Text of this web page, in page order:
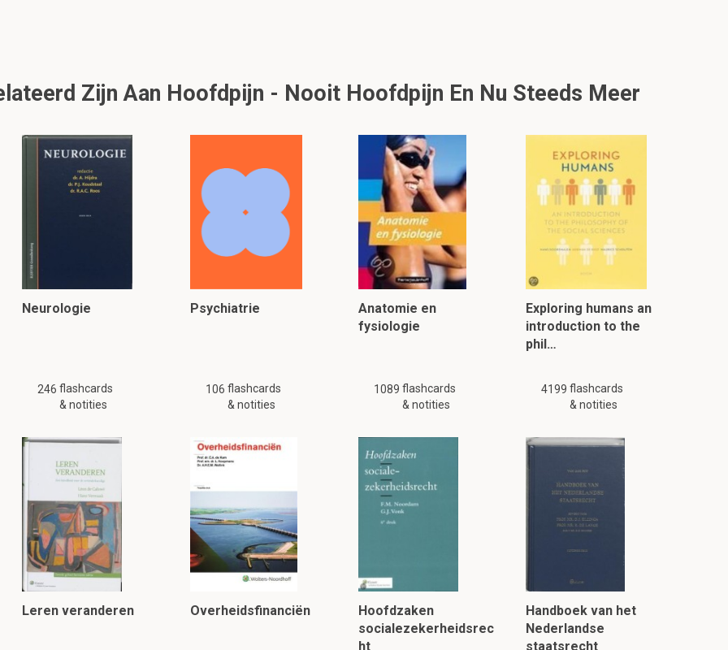
Zijn Aan Hoofdpijn - Nooit Hoofdpijn En Nu Steeds Meer
Neurologie
246 flashcards
& notities
Psychiatrie
106 flashcards
& notities
Anatomie en
fysiologie
1089 flashcards
& notities
Exploring humans an
introduction to the
phil…
4199 flashcards
& notities
Leren veranderen Overheidsfinanciën
Hoofdzaken
socialezekerheidsrec
ht
Handboek van het
Nederlandse
staatsrecht